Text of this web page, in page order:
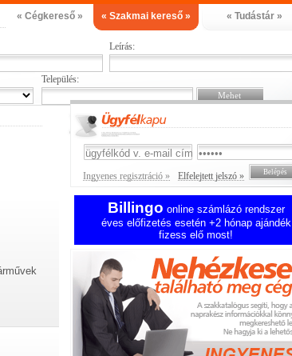
« Cégkereső » « Szakmai kereső » « Tudástár »
Leírás:
Település:
Ingyenes regisztráció » Elfelejtett jelszó »
Billingo online számlázó rendszer
éves előfizetés esetén +2 hónap ajándék
fizess elő most!